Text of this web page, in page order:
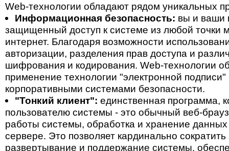
Web-технологии обладают рядом уникальных
Информационная безопасность: вы и ваши
защищенный доступ к системе из любой точки
интернет. Благодаря возможности
авторизации, разделения прав доступа и
шифрования и кодирования. Web-технологии
применение технологии "электронной
корпоративными системами безопасности.
"Тонкий клиент": единственная программа,
пользователю системы - это обычный веб-
работы системы, обработка и хранение
сервере. Это позволяет кардинально
развертывание и поддержание системы,